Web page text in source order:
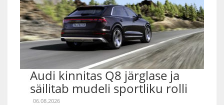
Audi kinnitas Q8 järglase ja
säilitab mudeli sportliku rolli
06.08.2026